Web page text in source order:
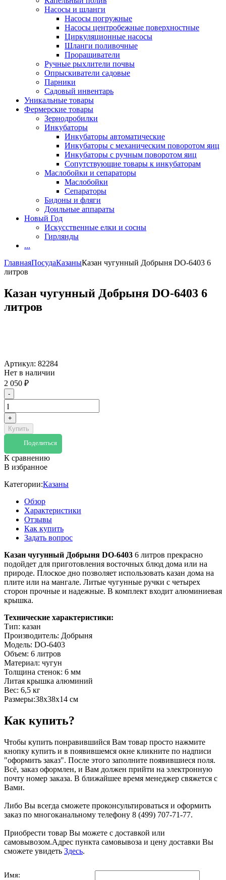
Насосы и шланги
Насосы погружные
Насосы центробежные поверхностные
Циркуляционные насосы
Шланги поливочные
Проращиватели
Ручные рыхлители почвы
Опрыскиватели садовые
Парники
Садовый инвентарь
Уникальные товары
Фермерские товары
Зернодробилки
Инкубаторы
Инкубаторы автоматические
Инкубаторы с механическим поворотом яиц
Инкубаторы с ручным поворотом яиц
Сопутствующие товары к инкубаторам
Маслобойки и сепараторы
Маслобойки
Сепараторы
Бидоны и фляги
Доильные аппараты
Новый Год
Искусственные елки и сосны
Гирлянды
...
ГлавнаяПосудаКазаныКазан чугунный Добрыня DO-6403 6
литров
Казан чугунный Добрыня DO-6403 6
литров
Артикул: 82284
Нет в наличии
2 050 ₽
-
+
Купить
Поделиться
К сравнению
В избранное
Категории:Казаны
Обзор
Характеристики
Отзывы
Как купить
Задать вопрос
Казан чугунный Добрыня DO-6403 6 литров прекрасно
подойдет для приготовления восточных блюд дома или на
природе. Плоское дно позволяет использовать казан дома на
плите или на мангале. Литые чугунные ручки с четырех
сторон прочные и надежные. В комплект входит алюминиевая
крышка.
Технические характеристики:
Тип: казан
Производитель: Добрыня
Модель: DO-6403
Объем: 6 литров
Материал: чугун
Толщина стенок: 6 мм
Литая крышка алюминий
Вес: 6,5 кг
Размеры:38х38х14 см
Как купить?
Чтобы купить понравившийся Вам товар просто нажмите
кнопку купить и в появившемся окне кликните по надписи
"оформить заказ". После этого заполните появившиеся поля.
Всё, заказ оформлен, и Вам должен прийти на электронную
почту номер заказа. В ближайшее время менеджер свяжется с
Вами.
Либо Вы всегда сможете проконсультироваться и оформить
заказ по многоканальному телефону 8 (499) 707-71-77.
Приобрести товар Вы можете с доставкой или
самовывозом.Адрес пункта самовывоза и цену доставки Вы
сможете увидеть Здесь.
Имя: